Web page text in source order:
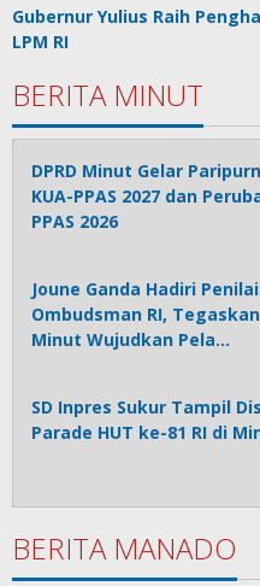
Gubernur Yulius Raih
LPM RI
BERITA MINUT
DPRD Minut Gelar
KUA-PPAS 2027 dan
PPAS 2026
Joune Ganda Hadiri
Ombudsman RI,
Minut Wujudkan Pela…
SD Inpres Sukur Tampil
Parade HUT ke-81 RI di
BERITA MANADO